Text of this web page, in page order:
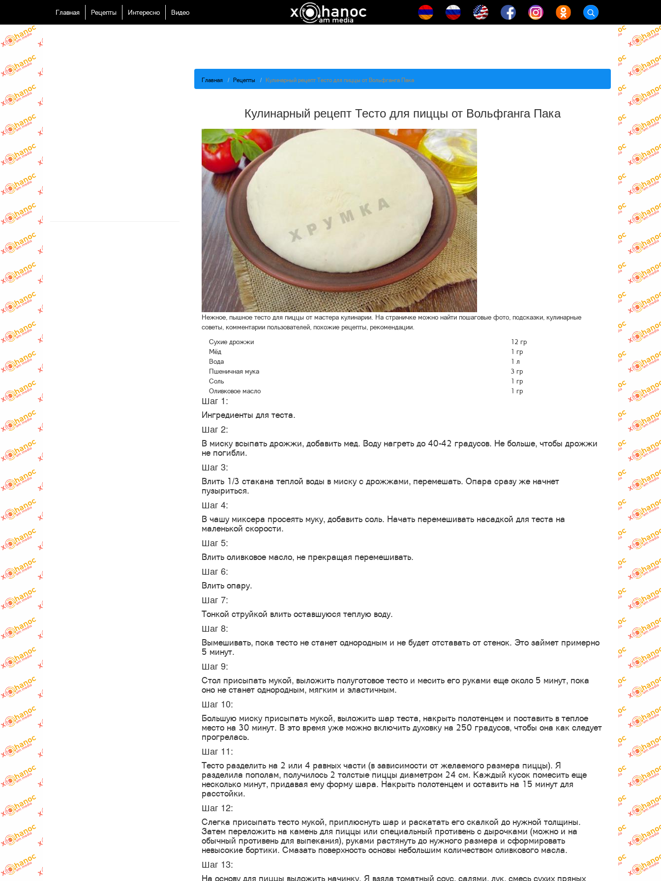
Главная Рецепты Интересно Видео
Главная Рецепты Кулинарный рецепт Тесто для пиццы от Вольфганга Пака
Кулинарный рецепт Тесто для пиццы от Вольфганга Пака
Нежное, пышное тесто для пиццы от мастера кулинарии. На страничке можно найти пошаговые фото, подсказки, кулинарные
советы, комментарии пользователей, похожие рецепты, рекомендации.
Сухие дрожжи
12 гр
Мёд
1 гр
Вода
1 л
Пшеничная мука
3 гр
Соль
1 гр
Оливковое масло
1 гр
Шаг 1:
Ингредиенты для теста.
Шаг 2:
В миску всыпать дрожжи, добавить мед. Воду нагреть до 40-42 градусов. Не больше, чтобы дрожжи
не погибли.
Шаг 3:
Влить 1/3 стакана теплой воды в миску с дрожжами, перемешать. Опара сразу же начнет
пузыриться.
Шаг 4:
В чашу миксера просеять муку, добавить соль. Начать перемешивать насадкой для теста на
маленькой скорости.
Шаг 5:
Влить оливковое масло, не прекращая перемешивать.
Шаг 6:
Влить опару.
Шаг 7:
Тонкой струйкой влить оставшуюся теплую воду.
Шаг 8:
Вымешивать, пока тесто не станет однородным и не будет отставать от стенок. Это займет примерно
5 минут.
Шаг 9:
Стол присыпать мукой, выложить полуготовое тесто и месить его руками еще около 5 минут, пока
оно не станет однородным, мягким и эластичным.
Шаг 10:
Большую миску присыпать мукой, выложить шар теста, накрыть полотенцем и поставить в теплое
место на 30 минут. В это время уже можно включить духовку на 250 градусов, чтобы она как следует
прогрелась.
Шаг 11:
Тесто разделить на 2 или 4 равных части (в зависимости от желаемого размера пиццы). Я
разделила пополам, получилось 2 толстые пиццы диаметром 24 см. Каждый кусок помесить еще
несколько минут, придавая ему форму шара. Накрыть полотенцем и оставить на 15 минут для
расстойки.
Шаг 12:
Слегка присыпать тесто мукой, приплюснуть шар и раскатать его скалкой до нужной толщины.
Затем переложить на камень для пиццы или специальный противень с дырочками (можно и на
обычный противень для выпекания), руками растянуть до нужного размера и сформировать
невысокие бортики. Смазать поверхность основы небольшим количеством оливкового масла.
Шаг 13:
На основу для пиццы выложить начинку. Я взяла томатный соус, салями, лук, смесь сухих пряных